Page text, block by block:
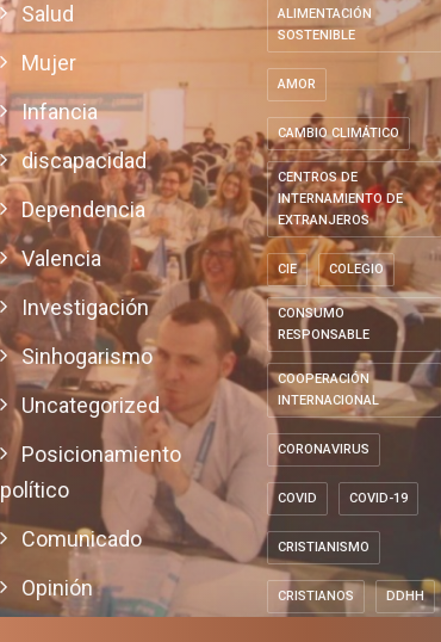
Salud
Mujer
Infancia
discapacidad
Dependencia
Valencia
Investigación
Sinhogarismo
Uncategorized
Posicionamiento
político
Comunicado
Opinión
ALIMENTACIÓN
SOSTENIBLE
AMOR
CAMBIO CLIMÁTICO
CENTROS DE
INTERNAMIENTO DE
EXTRANJEROS
CIE COLEGIO
CONSUMO
RESPONSABLE
COOPERACIÓN
INTERNACIONAL
CORONAVIRUS
COVID COVID-19
CRISTIANISMO
CRISTIANOS DDHH